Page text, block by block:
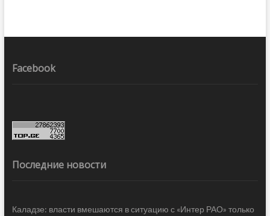
Facebook
Последние новости
Каладзе: власти вмешаются в ситуацию с «Интер РАО» только